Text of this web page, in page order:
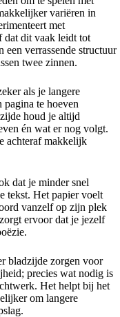
variëren in
met
dat dit vaak leidt tot
een verrassende structuur
twee zinnen.
als je langere
te hoeven
houd je altijd
én wat er nog volgt.
achteraf makkelijk
dat je minder snel
tekst. Het papier voelt
vanzelf op zijn plek
ervoor dat je jezelf
bladzijde zorgen voor
precies wat nodig is
Het helpt bij het
om langere